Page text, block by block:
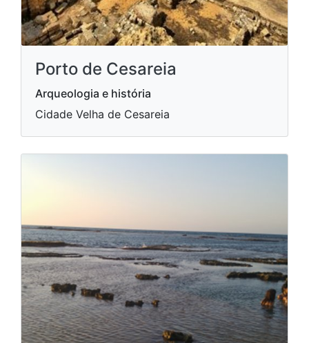
Porto de Cesareia
Arqueologia e história
Cidade Velha de Cesareia